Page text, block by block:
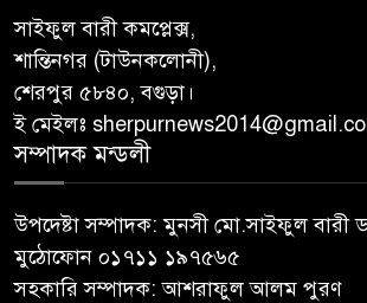
সাইফুল বারী কমপ্লেক্স,
শান্তিনগর (টাউনকলোনী),
শেরপুর ৫৮৪০, বগুড়া।
ই মেইলঃ
সম্পাদক মন্ডলী
উপদেষ্টা সম্পাদক: মুনসী মো.সাইফুল বারী
মুঠোফোন ০১৭১১ ১৯৭৫৬৫
সহকারি সম্পাদক: আশরাফুল আলম পুরণ